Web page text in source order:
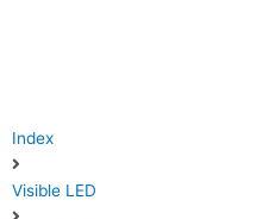
Index
Visible LED